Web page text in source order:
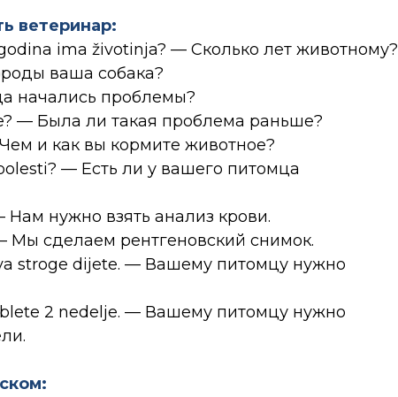
ветеринар:
ima životinja? — Сколько лет животному?
ваша собака?
начались проблемы?
— Была ли такая проблема раньше?
и как вы кормите животное?
— Есть ли у вашего питомца
нужно взять анализ крови.
сделаем рентгеновский снимок.
stroge dijete. — Вашему питомцу нужно
2 nedelje. — Вашему питомцу нужно